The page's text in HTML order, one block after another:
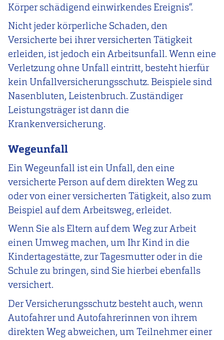
Körper schädigend einwirkendes Ereignis“.
Nicht jeder körperliche Schaden, den
Versicherte bei ihrer versicherten Tätigkeit
erleiden, ist jedoch ein Arbeitsunfall. Wenn eine
Verletzung ohne Unfall eintritt, besteht hierfür
kein Unfallversicherungsschutz. Beispiele sind
Nasenbluten, Leistenbruch. Zuständiger
Leistungsträger ist dann die
Krankenversicherung.
Wegeunfall
Ein Wegeunfall ist ein Unfall, den eine
versicherte Person auf dem direkten Weg zu
oder von einer versicherten Tätigkeit, also zum
Beispiel auf dem Arbeitsweg, erleidet.
Wenn Sie als Eltern auf dem Weg zur Arbeit
einen Umweg machen, um Ihr Kind in die
Kindertagestätte, zur Tagesmutter oder in die
Schule zu bringen, sind Sie hierbei ebenfalls
versichert.
Der Versicherungsschutz besteht auch, wenn
Autofahrer und Autofahrerinnen von ihrem
direkten Weg abweichen, um Teilnehmer einer